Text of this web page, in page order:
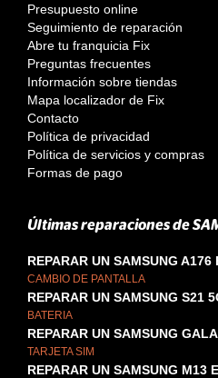
Presupuesto online
Seguimiento de reparación
Abre tu franquicia Fix
Preguntas frecuentes
Información sobre tiendas
Mapa localizador de Fix
Contacto
Política de privacidad
Política de servicios y compras
Formas de pago
Últimas reparaciones de
REPARAR UN SAMSUNG
CAMBIO DE PANTALLA
REPARAR UN SAMSUNG S21
BATERIA
REPARAR UN SAMSUNG
TARJETA SIM
REPARAR UN SAMSUNG M13